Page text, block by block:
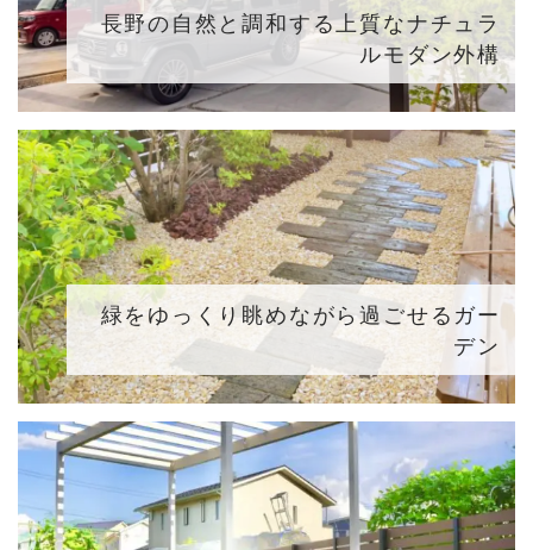
長野の自然と調和する上質なナチュラ
ルモダン外構
緑をゆっくり眺めながら過ごせるガー
デン